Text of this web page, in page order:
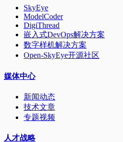
SkyEye
ModelCoder
DigiThread
嵌入式DevOps解决方案
数字样机解决方案
Open-SkyEye开源社区
媒体中心
新闻动态
技术文章
专题视频
人才战略